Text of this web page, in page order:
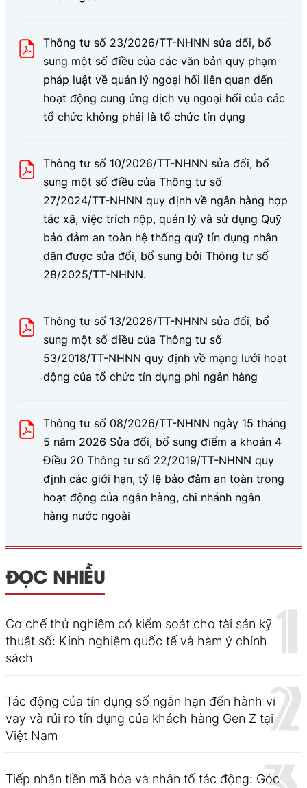
Thông tư số 23/2026/TT-NHNN sửa đổi, bổ
sung một số điều của các văn bản quy phạm
pháp luật về quản lý ngoại hối liên quan đến
hoạt động cung ứng dịch vụ ngoại hối của các
tổ chức không phải là tổ chức tín dụng
Thông tư số 10/2026/TT-NHNN sửa đổi, bổ
sung một số điều của Thông tư số
27/2024/TT-NHNN quy định về ngân hàng hợp
tác xã, việc trích nộp, quản lý và sử dụng Quỹ
bảo đảm an toàn hệ thống quỹ tín dụng nhân
dân được sửa đổi, bổ sung bởi Thông tư số
28/2025/TT-NHNN.
Thông tư số 13/2026/TT-NHNN sửa đổi, bổ
sung một số điều của Thông tư số
53/2018/TT-NHNN quy định về mạng lưới hoạt
động của tổ chức tín dụng phi ngân hàng
Thông tư số 08/2026/TT-NHNN ngày 15 tháng
5 năm 2026 Sửa đổi, bổ sung điểm a khoản 4
Điều 20 Thông tư số 22/2019/TT-NHNN quy
định các giới hạn, tỷ lệ bảo đảm an toàn trong
hoạt động của ngân hàng, chi nhánh ngân
hàng nước ngoài
ĐỌC NHIỀU
Cơ chế thử nghiệm có kiểm soát cho tài sản kỹ
thuật số: Kinh nghiệm quốc tế và hàm ý chính
sách
Tác động của tín dụng số ngắn hạn đến hành vi
vay và rủi ro tín dụng của khách hàng Gen Z tại
Việt Nam
Tiếp nhận tiền mã hóa và nhân tố tác động: Góc